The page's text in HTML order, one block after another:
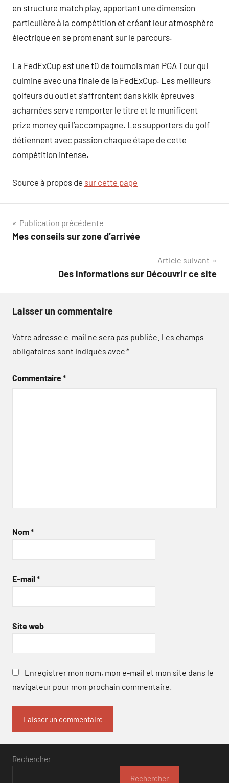
en structure match play, apportant une dimension
particulière à la compétition et créant leur atmosphère
électrique en se promenant sur le parcours.
La FedExCup est une t0 de tournois man PGA Tour qui
culmine avec una finale de la FedExCup. Les meilleurs
golfeurs du outlet s’affrontent dans kklk épreuves
acharnées serve remporter le titre et le munificent
prize money qui l’accompagne. Les supporters du golf
détiennent avec passion chaque étape de cette
compétition intense.
Source à propos de sur cette page
Navigation
de
Publication précédente
Mes conseils sur zone d’arrivée
Article suivant
Des informations sur Découvrir ce site
Laisser un commentaire
Votre adresse e-mail ne sera pas publiée. Les champs
obligatoires sont indiqués avec*
Commentaire*
Nom*
E-mail *
Site web
Enregistrer mon nom, mon e-mail et mon site dans le
navigateur pour mon prochain commentaire.
Rechercher
Rechercher